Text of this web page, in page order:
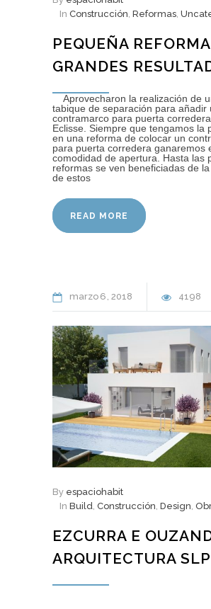
In Construcción Reformas
PEQUEÑA
GRANDES
Aprovecharon la realización de
tabique de separación para añadir
contramarco para puerta
Eclisse. Siempre que tengamos la
en una reforma de colocar un
para puerta corredera ganaremos
comodidad de apertura. Hasta las
reformas se ven beneficiadas de
de estos
READ MORE
marzo 6 2018 4198
By espaciohabit
In Build Construcción Design
EZCURRA E
ARQUITECTURA SLP